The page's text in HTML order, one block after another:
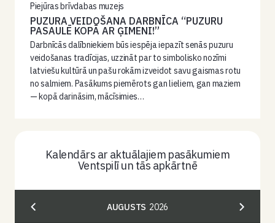
Piejūras brīvdabas muzejs
PUZURA VEIDOŠANA DARBNĪCA “PUZURU
PASAULĒ KOPĀ AR ĢIMENI!”
Darbnīcās dalībniekiem būs iespēja iepazīt senās puzuru
veidošanas tradīcijas, uzzināt par to simbolisko nozīmi
latviešu kultūrā un pašu rokām izveidot savu gaismas rotu
no salmiem. Pasākums piemērots gan lieliem, gan maziem
— kopā darināsim, mācīsimies…
Kalendārs ar aktuālajiem pasākumiem
Ventspilī un tās apkārtnē
AUGUSTS 2026